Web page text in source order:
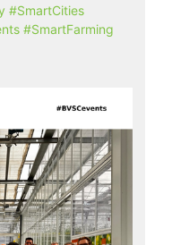
#SmartCities
#SmartFarming